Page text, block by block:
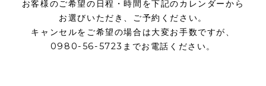
お客様のご希望の日程・時間を下記のカレンダーから
お選びいただき、ご予約ください。
キャンセルをご希望の場合は大変お手数ですが、
0980-56-5723までお電話ください。